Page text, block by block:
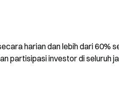
harian dan lebih dari
partisipasi investor di seluruh